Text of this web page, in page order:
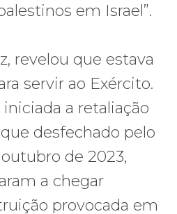
em Israel”.
revelou que estava
servir ao Exército.
a retaliação
desfechado pelo
de 2023,
a chegar
provocada em